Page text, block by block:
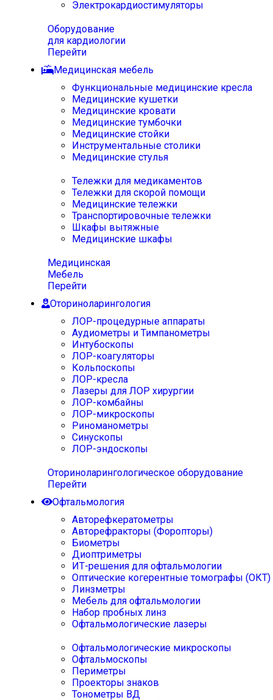
Электрокардиостимуляторы
Оборудование
для кардиологии
Перейти
Медицинская мебель
Функциональные медицинские кресла
Медицинские кушетки
Медицинские кровати
Медицинские тумбочки
Медицинские стойки
Инструментальные столики
Медицинские стулья
Тележки для медикаментов
Тележки для скорой помощи
Медицинские тележки
Транспортировочные тележки
Шкафы вытяжные
Медицинские шкафы
Медицинская
Мебель
Перейти
Оториноларингология
ЛОР-процедурные аппараты
Аудиометры и Тимпанометры
Интубоскопы
ЛОР-коагуляторы
Кольпоскопы
ЛОР-кресла
Лазеры для ЛОР хирургии
ЛОР-комбайны
ЛОР-микроскопы
Риноманометры
Синускопы
ЛОР-эндоскопы
Оториноларингологическое оборудование
Перейти
Офтальмология
Авторефкератометры
Авторефракторы (Форопторы)
Биометры
Диоптриметры
ИТ-решения для офтальмологии
Оптические когерентные томографы (ОКТ)
Линзметры
Мебель для офтальмологии
Набор пробных линз
Офтальмологические лазеры
Офтальмологические микроскопы
Офтальмоскопы
Периметры
Проекторы знаков
Тонометры ВД